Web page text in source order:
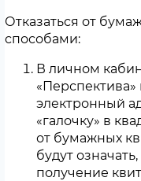
Отказаться от
способами:
В личном
«Перспектива»
электронный
«галочку» в
от бумажных
будут
получение